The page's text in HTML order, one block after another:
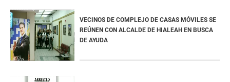
VECINOS DE COMPLEJO DE CASAS MÓVILES SE
REÚNEN CON ALCALDE DE HIALEAH EN BUSCA
DE AYUDA